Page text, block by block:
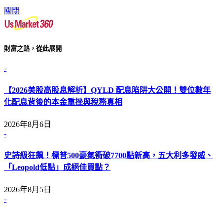
關閉
財富之路，從此展開
-
【2026美股高股息解析】QYLD 配息陷阱大公開！雙位數年
化配息背後的本金重挫與稅務真相
2026年8月6日
-
史詩級狂飆！標普500豪氣衝破7700點新高，五大利多發威、
「Leopold低點」成絕佳買點？
2026年8月5日
-